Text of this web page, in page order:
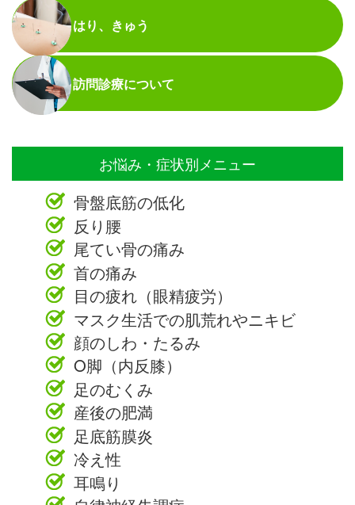
はり、きゅう
訪問診療について
お悩み・症状別メニュー
骨盤底筋の低化
反り腰
尾てい骨の痛み
首の痛み
目の疲れ（眼精疲労）
マスク生活での肌荒れやニキビ
顔のしわ・たるみ
O脚（内反膝）
足のむくみ
産後の肥満
足底筋膜炎
冷え性
耳鳴り